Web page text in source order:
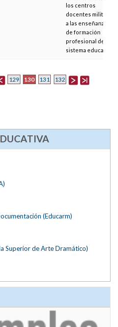
los centros
docentes militares
a las enseñanzas
de formación
profesional del
sistema educativo
129 130 131 132
(Educarm)
Superior de Arte Dramático)